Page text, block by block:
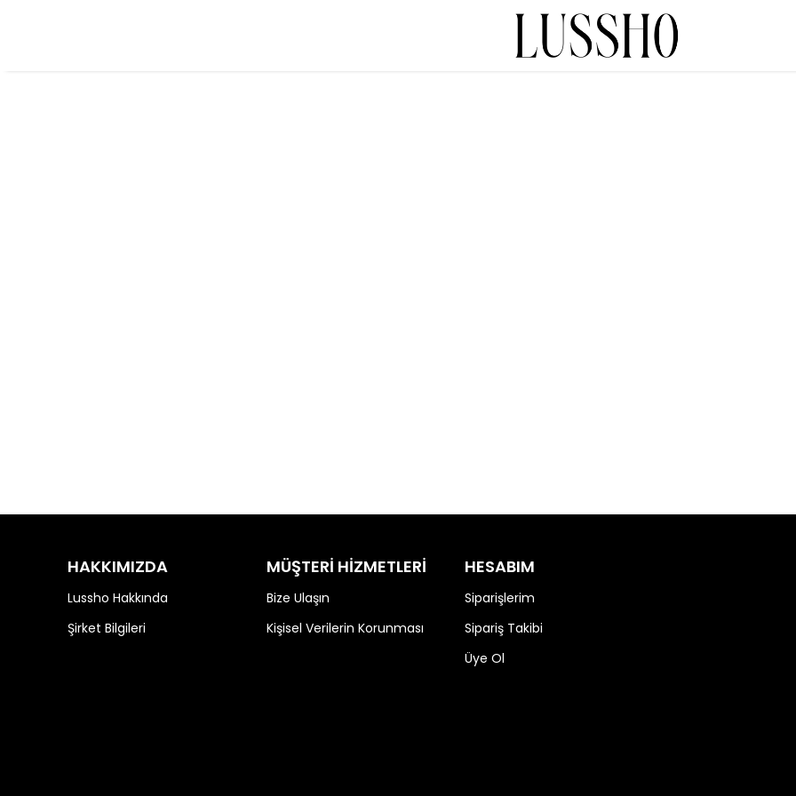
HAKKIMIZDA
Lussho Hakkında
Şirket Bilgileri
MÜŞTERİ HİZMETLERİ
Bize Ulaşın
Kişisel Verilerin Korunması
HESABIM
Siparişlerim
Sipariş Takibi
Üye Ol